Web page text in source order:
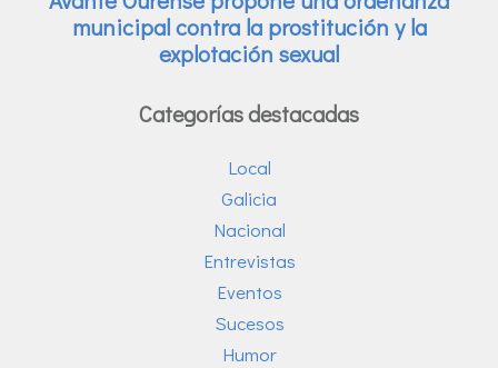
Categorías destacadas
Local
Galicia
Nacional
Entrevistas
Eventos
Sucesos
Humor